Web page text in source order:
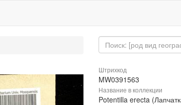
Штрихкод
MW0391563
Название в коллекции
Potentilla erecta